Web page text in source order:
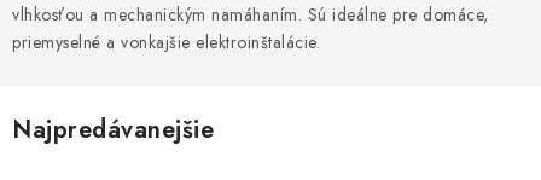
KÁBLE A VODIČE
BLESKOZVOD
vlhkosťou a mechanickým namáhaním. Sú ideálne pre domáce,
priemyselné a vonkajšie elektroinštalácie.
Najpredávanejšie